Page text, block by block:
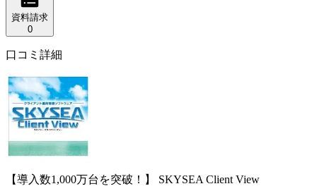
資料請求
0
口コミ詳細
【導入数1,000万台を突破！】 SKYSEA Client View